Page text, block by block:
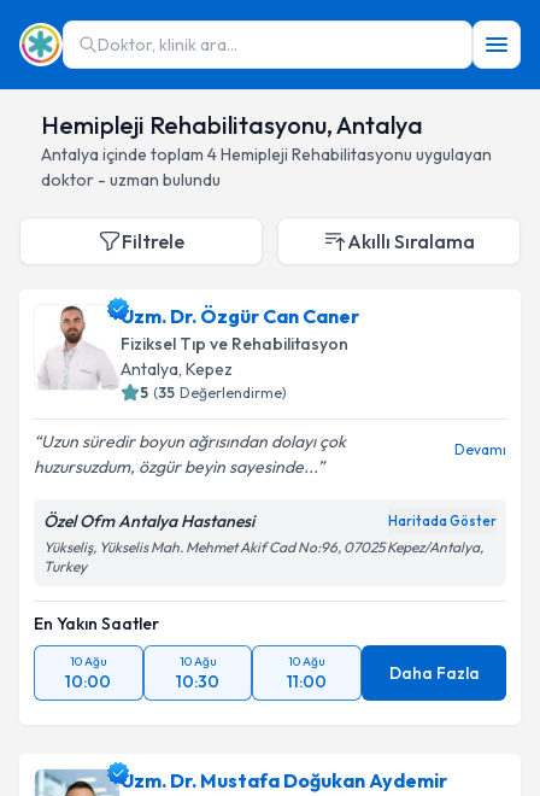
Doktor, klinik ara...
Hemipleji Rehabilitasyonu, Antalya
Antalya içinde toplam 4Hemipleji Rehabilitasyonu uygulayan
doktor - uzman bulundu
Filtrele Akıllı Sıralama
Uzm. Dr. Özgür Can Caner
Fiziksel Tıp ve Rehabilitasyon
Antalya, Kepez
5 (35 Değerlendirme)
Uzun süredir boyun ağrısından dolayı çok
huzursuzdum, özgür beyin sayesinde...
Devamı
Özel Ofm Antalya Hastanesi Haritada Göster
Yükseliş, Yükselis Mah. Mehmet Akif Cad No:96, 07025 Kepez/Antalya,
Turkey
En Yakın Saatler
10 Ağu
10:00
10 Ağu
10:30
10 Ağu
11:00 Daha Fazla
Uzm. Dr. Mustafa Doğukan Aydemir